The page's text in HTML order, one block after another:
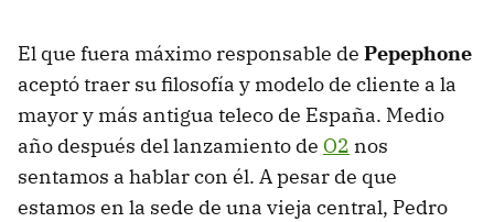
El que fuera máximo responsable de Pepephone
aceptó traer su filosofía y modelo de cliente a la
mayor y más antigua teleco de España. Medio
año después del lanzamiento de O2 nos
sentamos a hablar con él. A pesar de que
estamos en la sede de una vieja central, Pedro